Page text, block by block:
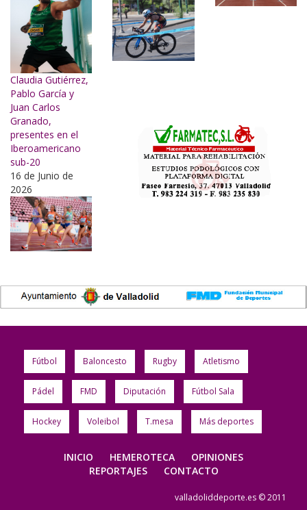
Claudia Gutiérrez,
Pablo García y
Juan Carlos
Granado,
presentes en el
Iberoamericano
sub-20
16 de Junio de
2026
Fútbol Baloncesto Rugby Atletismo
Pádel FMD Diputación Fútbol Sala
Hockey Voleibol T.mesa Más deportes
INICIO HEMEROTECA
OPINIONES
REPORTAJES
CONTACTO
valladoliddeporte.es © 2011